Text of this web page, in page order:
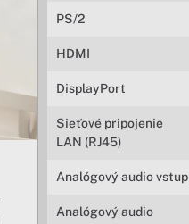
PS/2
HDMI
DisplayPort
Sieťové pripojenie
LAN (RJ45)
Analógový audio vstup
Analógový audio